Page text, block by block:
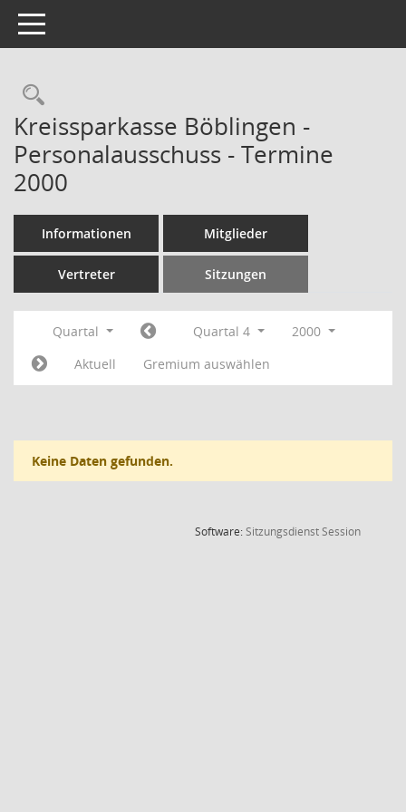
Toggle navigation
Rechercheauswahl
Kreissparkasse Böblingen -
Personalausschuss - Termine
2000
Informationen Mitglieder
Vertreter Sitzungen
Quartal Quartal 4
2000
Aktuell
Gremium auswählen
Keine Daten gefunden.
Software:SitzungsdienstSession(Wird in